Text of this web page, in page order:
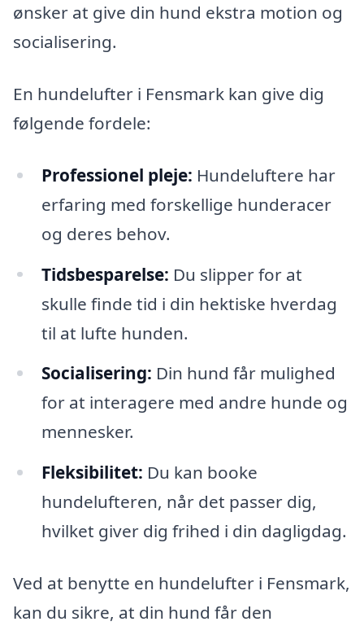
ønsker at give din hund ekstra motion og
socialisering.
En hundelufter i Fensmark kan give dig
følgende fordele:
Professionel pleje: Hundeluftere har
erfaring med forskellige hunderacer
og deres behov.
Tidsbesparelse: Du slipper for at
skulle finde tid i din hektiske hverdag
til at lufte hunden.
Socialisering: Din hund får mulighed
for at interagere med andre hunde og
mennesker.
Fleksibilitet: Du kan booke
hundelufteren, når det passer dig,
hvilket giver dig frihed i din dagligdag.
Ved at benytte en hundelufter i Fensmark,
kan du sikre, at din hund får den